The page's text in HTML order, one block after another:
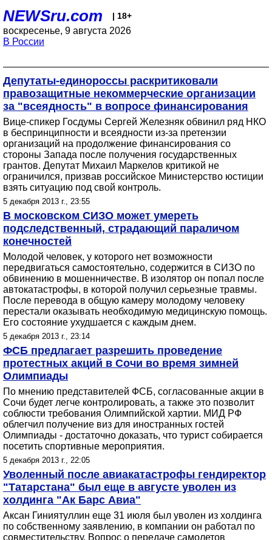
NEWSru.com | 18+
воскресенье, 9 августа 2026
В России
Депутаты-единороссы раскритиковали
правозащитные некоммерческие организации
за "всеядность" в вопросе финансирования
Вице-спикер Госдумы Сергей Железняк обвинил ряд НКО
в беспринципности и всеядности из-за претензии
организаций на продолжение финансирования со
стороны Запада после получения государственных
грантов. Депутат Михаил Маркелов критикой не
ограничился, призвав российское Министерство юстиции
взять ситуацию под свой контроль.
5 декабря 2013 г., 23:55
В московском СИЗО может умереть
подследственный, страдающий параличом
конечностей
Молодой человек, у которого нет возможности
передвигаться самостоятельно, содержится в СИЗО по
обвинению в мошенничестве. В изолятор он попал после
автокатастрофы, в которой получил серьезные травмы.
После перевода в общую камеру молодому человеку
перестали оказывать необходимую медицинскую помощь.
Его состояние ухудшается с каждым днем.
5 декабря 2013 г., 23:14
ФСБ предлагает разрешить проведение
протестных акций в Сочи во время зимней
Олимпиады
По мнению представителей ФСБ, согласованные акции в
Сочи будет легче контролировать, а также это позволит
соблюсти требования Олимпийской хартии. МИД РФ
облегчил получение виз для иностранных гостей
Олимпиады - достаточно доказать, что турист собирается
посетить спортивные мероприятия.
5 декабря 2013 г., 22:05
Уволенный после авиакатастрофы гендиректор
"Татарстана" был еще в августе уволен из
холдинга "Ак Барс Авиа"
Аксан Гиниятуллин еще 31 июля был уволен из холдинга
по собственному заявлению, в компании он работал по
совместительству. Вопрос о передаче самолетов